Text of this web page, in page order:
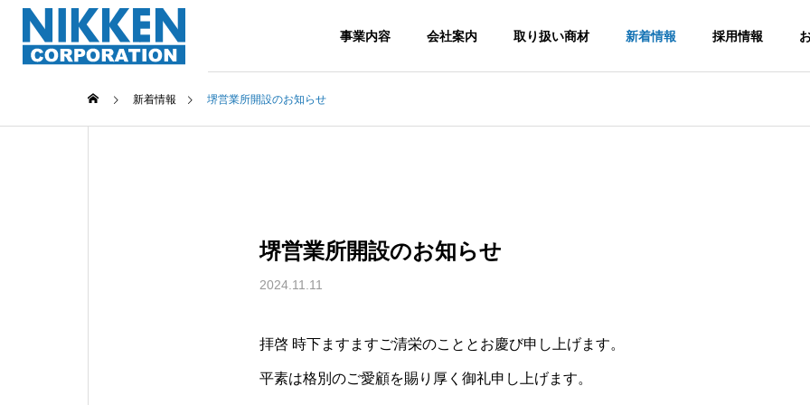
事業内容 会社案内 取り扱い商材 新着情報 採用情報
Nikken's Strengths
新着情報 堺営業所開設のお知らせ
堺営業所開設のお知らせ
2024.11.11
拝啓 時下ますますご清栄のこととお慶び申し上げます。
平素は格別のご愛顧を賜り厚く御礼申し上げます。